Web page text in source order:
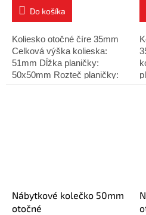
Do košíka
Koliesko otočné číre 35mm
Celková výška kolieska:
51mm Dĺžka planičky:
50x50mm Rozteč planičky:
38mm Nosnosť: 25 kg
Nábytkové kolečko 50mm
otočné